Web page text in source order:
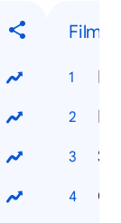
Filmy